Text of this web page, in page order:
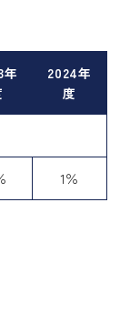
年
2024年
度
1％